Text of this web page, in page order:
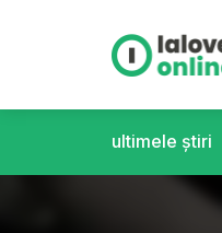
ultimele știri